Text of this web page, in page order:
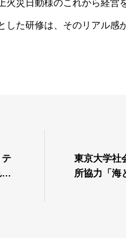
火災日動様のこれから経営
した研修は、そのリアル感
テ
東京大学社
所協力「